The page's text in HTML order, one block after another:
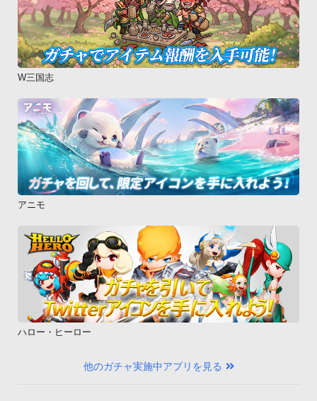
W三国志
アニモ
ハロー・ヒーロー
他のガチャ実施中アプリを見る